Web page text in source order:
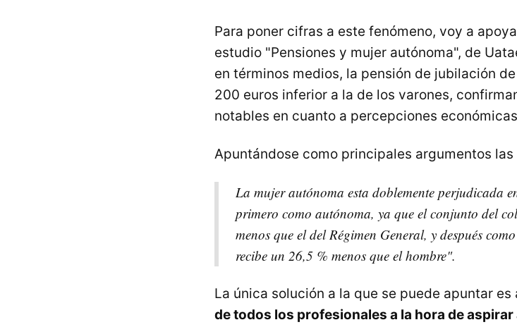
Para poner cifras a este fenómeno, voy a
estudio "Pensiones y mujer autónoma", de
en términos medios, la pensión de jubilación
200 euros inferior a la de los varones,
notables en cuanto a percepciones
Apuntándose como principales argumentos
La mujer autónoma esta doblemente perjudicada
primero como autónoma, ya que el conjunto del
menos que el del Régimen General, y después
recibe un 26,5 % menos que el hombre".
La única solución a la que se puede apuntar es
de todos los profesionales a la hora de